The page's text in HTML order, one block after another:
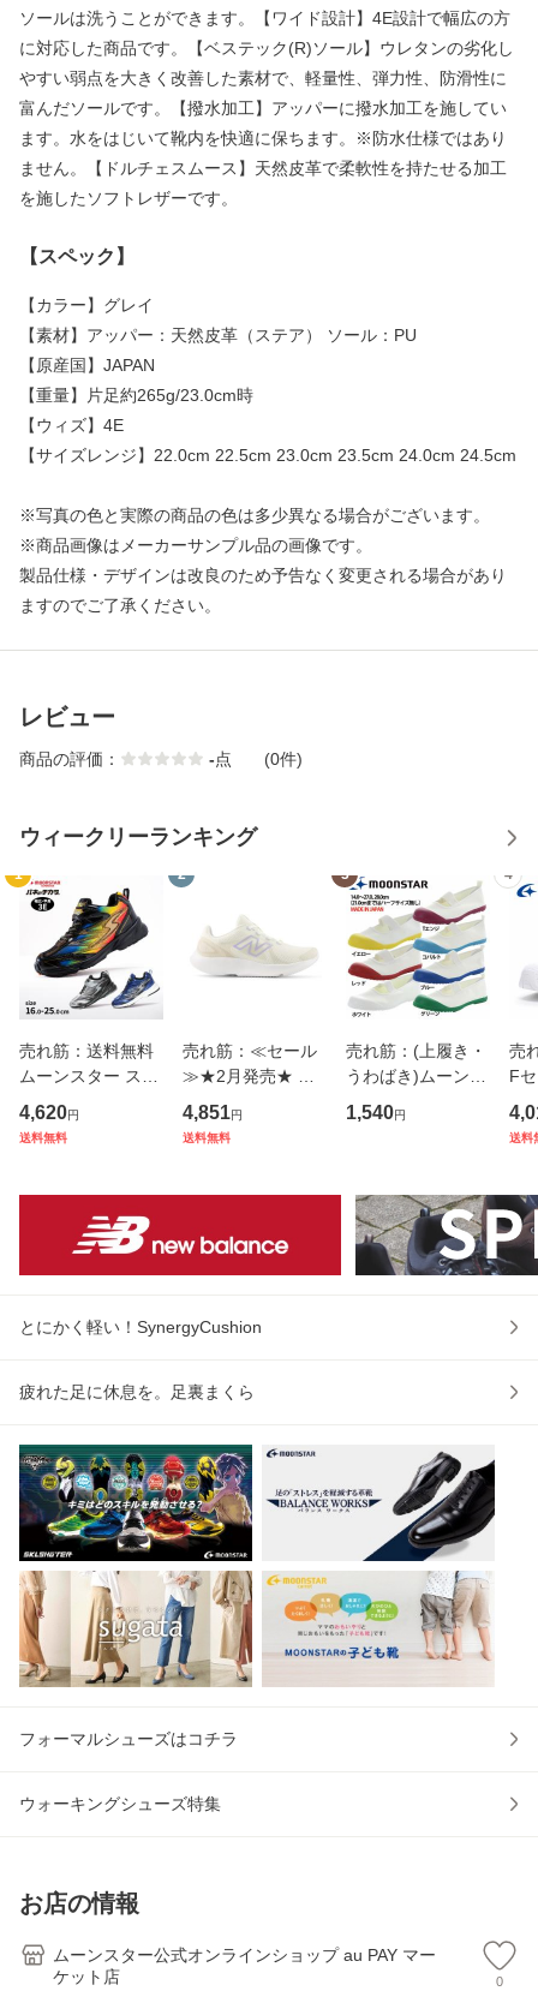
ソールは洗うことができます。【ワイド設計】4E設計で幅広の方
に対応した商品です。【ベステック(R)ソール】ウレタンの劣化し
やすい弱点を大きく改善した素材で、軽量性、弾力性、防滑性に
富んだソールです。【撥水加工】アッパーに撥水加工を施してい
ます。水をはじいて靴内を快適に保ちます。※防水仕様ではあり
ません。【ドルチェスムース】天然皮革で柔軟性を持たせる加工
を施したソフトレザーです。
【スペック】
【カラー】グレイ
【素材】アッパー：天然皮革（ステア） ソール：PU
【原産国】JAPAN
【重量】片足約265g/23.0cm時
【ウィズ】4E
【サイズレンジ】22.0cm 22.5cm 23.0cm 23.5cm 24.0cm 24.5cm
※写真の色と実際の商品の色は多少異なる場合がございます。
※商品画像はメーカーサンプル品の画像です。
製品仕様・デザインは改良のため予告なく変更される場合があり
ますのでご了承ください。
レビュー
商品の評価： -点 (0件)
ウィークリーランキング
1
売れ筋：送料無料
ムーンスター スー
パースター バネの
チカラ。子供靴 キ
AR 幅広3E
4,620円
送料無料
2
売れ筋：≪セール
≫★2月発売★ 春
夏新作 送料無料 ニ
ューバランス new
4,851円
送料無料
3
売れ筋：(上履き・
うわばき)ムーンス
ター 子供靴 日本製
スクール キッズ シ
nstar バンド 綿 抗
菌防臭
1,540円
4
売
F
料
ン
軽
す
送料
とにかく軽い！SynergyCushion
疲れた足に休息を。足裏まくら
フォーマルシューズはコチラ
ウォーキングシューズ特集
お店の情報
ムーンスター公式オンラインショップ au PAY マー
ケット店
0